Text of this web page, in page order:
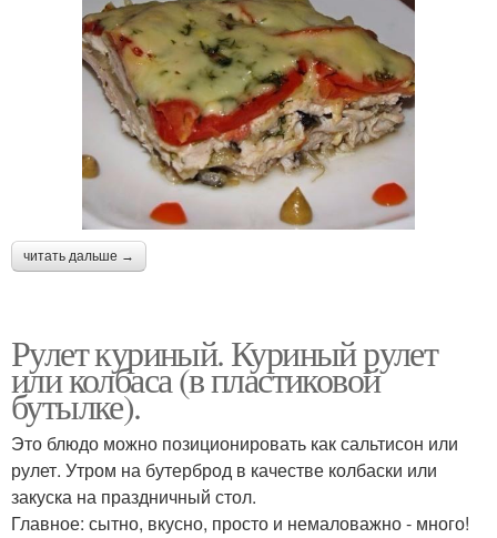
читать дальше →
Рулет куриный. Куриный рулет
или колбаса (в пластиковой
бутылке).
Это блюдо можно позиционировать как сальтисон или
рулет. Утром на бутерброд в качестве колбаски или
закуска на праздничный стол.
Главное: сытно, вкусно, просто и немаловажно - много!